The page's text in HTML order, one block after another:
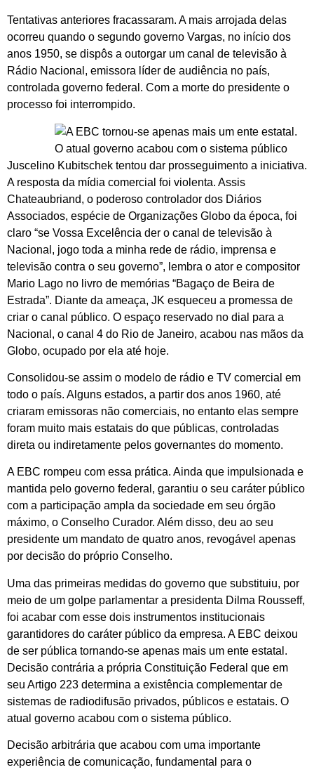
Tentativas anteriores fracassaram. A mais arrojada delas
ocorreu quando o segundo governo Vargas, no início dos
anos 1950, se dispôs a outorgar um canal de televisão à
Rádio Nacional, emissora líder de audiência no país,
controlada governo federal. Com a morte do presidente o
processo foi interrompido.
Juscelino Kubitschek tentou dar prosseguimento a iniciativa.
A resposta da mídia comercial foi violenta. Assis
Chateaubriand, o poderoso controlador dos Diários
Associados, espécie de Organizações Globo da época, foi
claro “se Vossa Excelência der o canal de televisão à
Nacional, jogo toda a minha rede de rádio, imprensa e
televisão contra o seu governo”, lembra o ator e compositor
Mario Lago no livro de memórias “Bagaço de Beira de
Estrada”. Diante da ameaça, JK esqueceu a promessa de
criar o canal público. O espaço reservado no dial para a
Nacional, o canal 4 do Rio de Janeiro, acabou nas mãos da
Globo, ocupado por ela até hoje.
Consolidou-se assim o modelo de rádio e TV comercial em
todo o país. Alguns estados, a partir dos anos 1960, até
criaram emissoras não comerciais, no entanto elas sempre
foram muito mais estatais do que públicas, controladas
direta ou indiretamente pelos governantes do momento.
A EBC rompeu com essa prática. Ainda que impulsionada e
mantida pelo governo federal, garantiu o seu caráter público
com a participação ampla da sociedade em seu órgão
máximo, o Conselho Curador. Além disso, deu ao seu
presidente um mandato de quatro anos, revogável apenas
por decisão do próprio Conselho.
Uma das primeiras medidas do governo que substituiu, por
meio de um golpe parlamentar a presidenta Dilma Rousseff,
foi acabar com esse dois instrumentos institucionais
garantidores do caráter público da empresa. A EBC deixou
de ser pública tornando-se apenas mais um ente estatal.
Decisão contrária a própria Constituição Federal que em
seu Artigo 223 determina a existência complementar de
sistemas de radiodifusão privados, públicos e estatais. O
atual governo acabou com o sistema público.
Decisão arbitrária que acabou com uma importante
experiência de comunicação, fundamental para o